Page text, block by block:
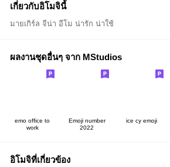
เกี่ยวกับอิโมจินี้
มายเกิร์ล จีน่า อีโม น่ารัก น่าใช้
ผลงานชุดอื่นๆ จาก MStudios
emo office to
work
Emoji number
2022
ice cy emoji
อิโมจิที่เกี่ยวข้อง